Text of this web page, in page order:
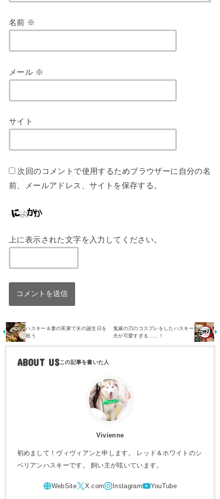
名前 ※
メール ※
サイト
次回のコメントで使用するためブラウザーに自分の名
前、メールアドレス、サイトを保存する。
上に表示された文字を入力してください。
ハスキー＆妻の実家で夫の誕生日を
祝う
鬼滅の刃のコスプレをしたハスキー
犬が可愛すぎる……！
ABOUT US
Vivienne
初めまして！ヴィヴィアンと申します。 レッド＆ホワイトのシ
ベリアンハスキーです。 飼い主が呟いています。